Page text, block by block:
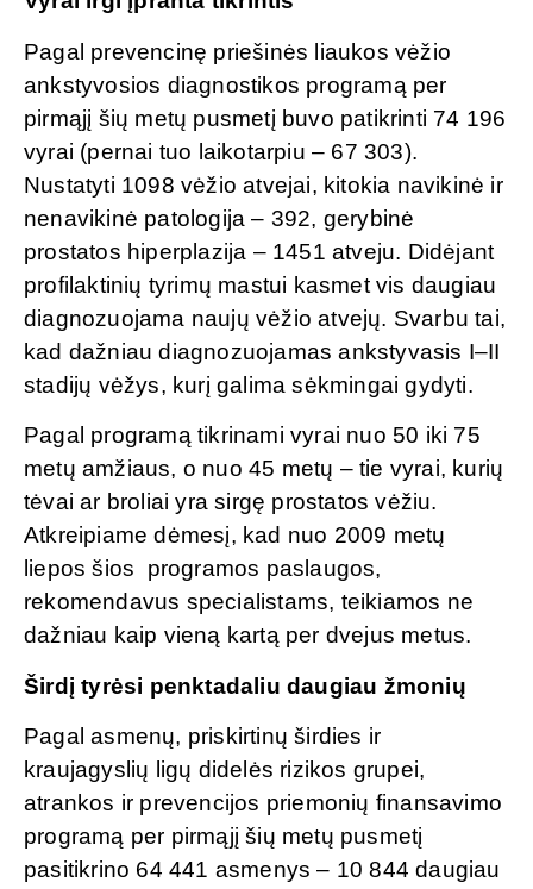
Pagal prevencinę priešinės liaukos vėžio
ankstyvosios diagnostikos programą per
pirmąjį šių metų pusmetį buvo patikrinti 74 196
vyrai (pernai tuo laikotarpiu – 67 303).
Nustatyti 1098 vėžio atvejai, kitokia navikinė ir
nenavikinė patologija – 392, gerybinė
prostatos hiperplazija – 1451 atveju. Didėjant
profilaktinių tyrimų mastui kasmet vis daugiau
diagnozuojama naujų vėžio atvejų. Svarbu tai,
kad dažniau diagnozuojamas ankstyvasis I–II
stadijų vėžys, kurį galima sėkmingai gydyti.
Pagal programą tikrinami vyrai nuo 50 iki 75
metų amžiaus, o nuo 45 metų – tie vyrai, kurių
tėvai ar broliai yra sirgę prostatos vėžiu.
Atkreipiame dėmesį, kad nuo 2009 metų
liepos šios programos paslaugos,
rekomendavus specialistams, teikiamos ne
dažniau kaip vieną kartą per dvejus metus.
Širdį tyrėsi penktadaliu daugiau žmonių
Pagal asmenų, priskirtinų širdies ir
kraujagyslių ligų didelės rizikos grupei,
atrankos ir prevencijos priemonių finansavimo
programą per pirmąjį šių metų pusmetį
pasitikrino 64 441 asmenys – 10 844 daugiau